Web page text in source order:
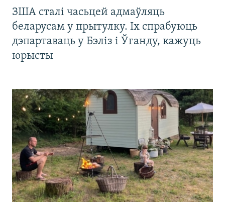
ЗША сталі часьцей адмаўляць
беларусам у прытулку. Іх спрабуюць
дэпартаваць у Бэліз і Ўганду, кажуць
юрысты